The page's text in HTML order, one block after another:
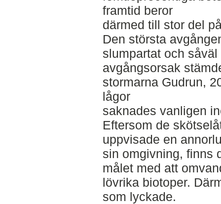
framtid beror
därmed till stor del
Den största
slumpartat och
avgångsorsak
stormarna Gudrun,
lågor
saknades vanligen
Eftersom de
uppvisade en
sin omgivning, finns
målet med att
lövrika biotoper.
som lyckade.